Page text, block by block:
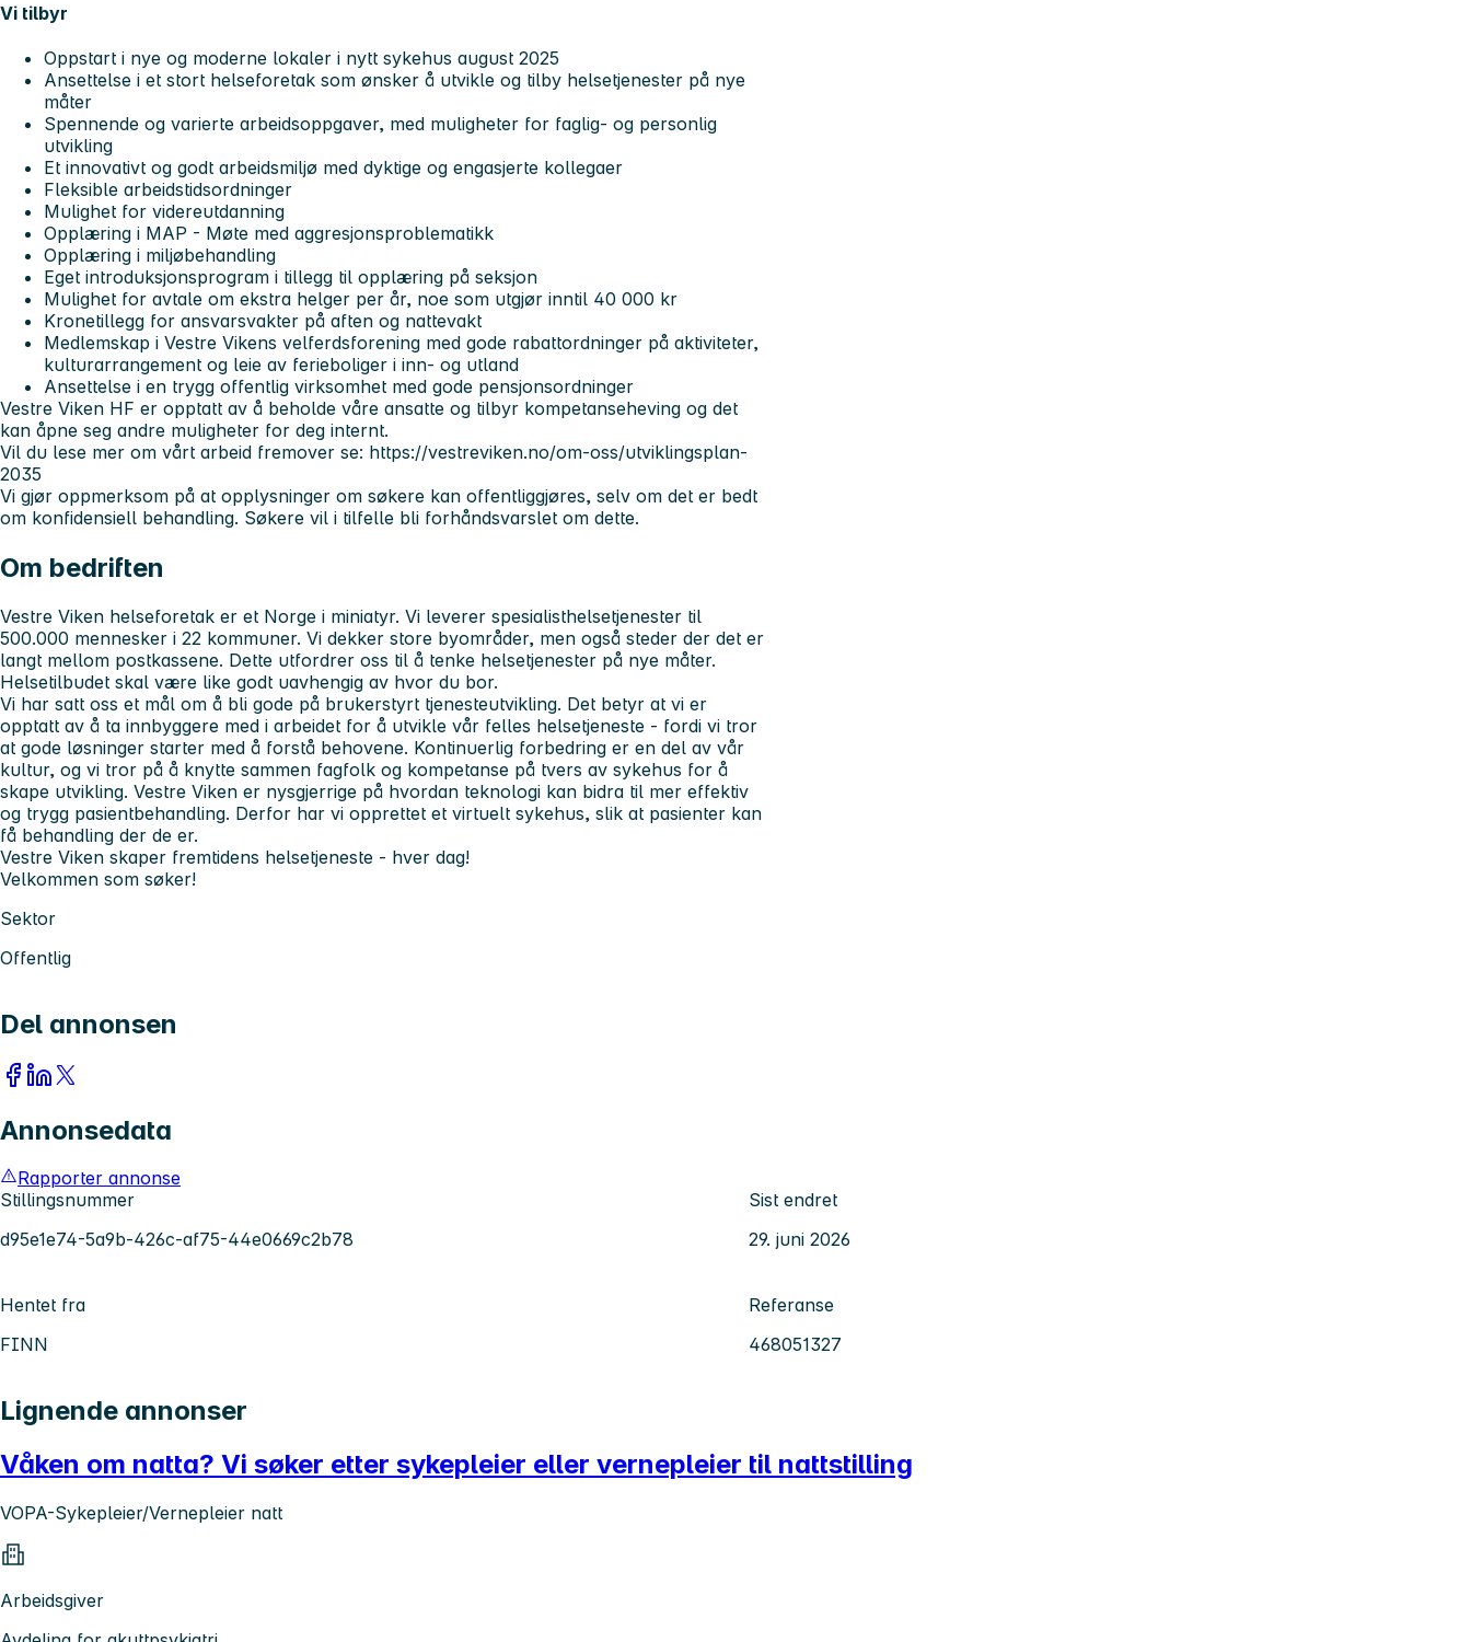
Vi tilbyr
Oppstart i nye og moderne lokaler i nytt sykehus august 2025
Ansettelse i et stort helseforetak som ønsker å utvikle og tilby helsetjenester på nye
måter
Spennende og varierte arbeidsoppgaver, med muligheter for faglig- og personlig
utvikling
Et innovativt og godt arbeidsmiljø med dyktige og engasjerte kollegaer
Fleksible arbeidstidsordninger
Mulighet for videreutdanning
Opplæring i MAP - Møte med aggresjonsproblematikk
Opplæring i miljøbehandling
Eget introduksjonsprogram i tillegg til opplæring på seksjon
Mulighet for avtale om ekstra helger per år, noe som utgjør inntil 40 000 kr
Kronetillegg for ansvarsvakter på aften og nattevakt
Medlemskap i Vestre Vikens velferdsforening med gode rabattordninger på aktiviteter,
kulturarrangement og leie av ferieboliger i inn- og utland
Ansettelse i en trygg offentlig virksomhet med gode pensjonsordninger
Vestre Viken HF er opptatt av å beholde våre ansatte og tilbyr kompetanseheving og det
kan åpne seg andre muligheter for deg internt.
Vil du lese mer om vårt arbeid fremover se: https://vestreviken.no/om-oss/utviklingsplan-
2035
Vi gjør oppmerksom på at opplysninger om søkere kan offentliggjøres, selv om det er bedt
om konfidensiell behandling. Søkere vil i tilfelle bli forhåndsvarslet om dette.
Om bedriften
Vestre Viken helseforetak er et Norge i miniatyr. Vi leverer spesialisthelsetjenester til
500.000 mennesker i 22 kommuner. Vi dekker store byområder, men også steder der det er
langt mellom postkassene. Dette utfordrer oss til å tenke helsetjenester på nye måter.
Helsetilbudet skal være like godt uavhengig av hvor du bor.
Vi har satt oss et mål om å bli gode på brukerstyrt tjenesteutvikling. Det betyr at vi er
opptatt av å ta innbyggere med i arbeidet for å utvikle vår felles helsetjeneste - fordi vi tror
at gode løsninger starter med å forstå behovene. Kontinuerlig forbedring er en del av vår
kultur, og vi tror på å knytte sammen fagfolk og kompetanse på tvers av sykehus for å
skape utvikling. Vestre Viken er nysgjerrige på hvordan teknologi kan bidra til mer effektiv
og trygg pasientbehandling. Derfor har vi opprettet et virtuelt sykehus, slik at pasienter kan
få behandling der de er.
Vestre Viken skaper fremtidens helsetjeneste - hver dag!
Velkommen som søker!
Sektor
Offentlig
Del annonsen
Annonsedata
Rapporter annonse
Stillingsnummer
d95e1e74-5a9b-426c-af75-44e0669c2b78
Sist endret
29. juni 2026
Hentet fra
FINN
Referanse
468051327
Lignende annonser
Våken om natta? Vi søker etter sykepleier eller vernepleier til nattstilling
VOPA-Sykepleier/Vernepleier natt
Arbeidsgiver